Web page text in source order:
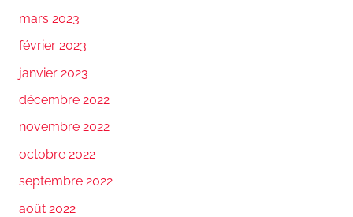
mars 2023
février 2023
janvier 2023
décembre 2022
novembre 2022
octobre 2022
septembre 2022
août 2022